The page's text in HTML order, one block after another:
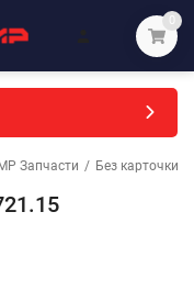
0
Запчасти / Без карточки